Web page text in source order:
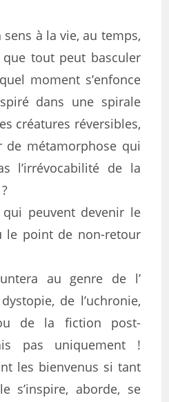
sens à la vie, au temps,
que tout peut basculer
moment s’enfonce
dans une spirale
créatures réversibles,
de métamorphose qui
l’irrévocabilité de la
peuvent devenir le
le point de non-retour
au genre de l’
de l’uchronie,
de la fiction post-
pas uniquement !
les bienvenus si tant
s’inspire, aborde, se